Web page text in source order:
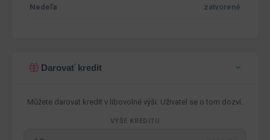
Nedeľa zatvorené
Darovať kredit
Můžete darovat kredit v libovolné výši. Uživatel se o tom dozví.
VÝŠE KREDITU